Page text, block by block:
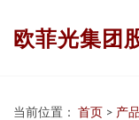
欧菲光集团
当前位置： 首页 > 产